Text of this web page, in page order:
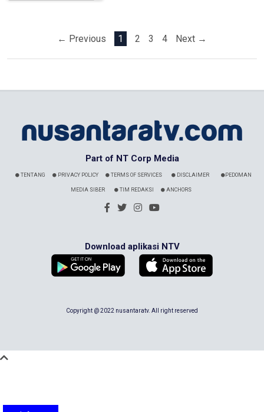
← Previous 1 2 3 4 Next →
Part of NT Corp Media
TENTANG PRIVACY POLICY TERMS OF SERVICES DISCLAIMER PEDOMAN
MEDIA SIBER TIM REDAKSI ANCHORS
Download aplikasi NTV
Copyright @ 2022 nusantaratv. All right reserved